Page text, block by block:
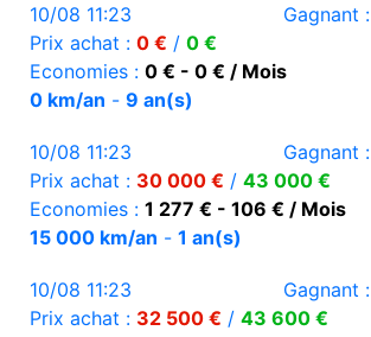
10/08 11:23 Gagnant :
Prix achat : 0 € / 0 €
Economies : 0 € - 0 € / Mois
0 km/an - 9 an(s)
10/08 11:23 Gagnant :
Prix achat : 30 000 € / 43 000 €
Economies : 1 277 € - 106 € / Mois
15 000 km/an - 1 an(s)
10/08 11:23 Gagnant :
Prix achat : 32 500 € / 43 600 €